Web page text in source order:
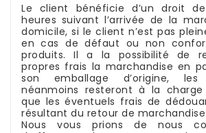
Le client bénéficie d’un droit
heures suivant l’arrivée de la
domicile, si le client n’est pas
en cas de défaut ou non
produits. Il a la possibilité de
propres frais la marchandise en
son emballage d’origine, les
néanmoins resteront à la
que les éventuels frais de
résultant du retour de marchandise.
Nous vous prions de nous